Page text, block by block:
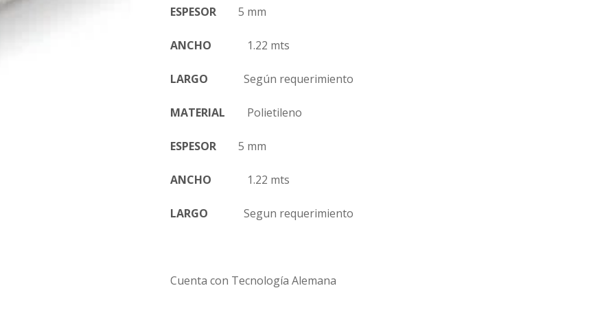
ESPESOR 5 mm
ANCHO 1.22 mts
LARGO Según requerimiento
MATERIAL Polietileno
ESPESOR 5 mm
ANCHO 1.22 mts
LARGO Segun requerimiento
Cuenta con Tecnología Alemana